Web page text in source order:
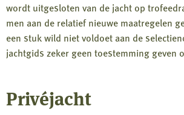
wordt uitgesloten van de jacht op
men aan de relatief nieuwe maatregelen
een stuk wild niet voldoet aan de
jachtgids zeker geen toestemming geven
Privéjacht